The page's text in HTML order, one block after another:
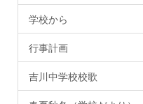
学校から
行事計画
吉川中学校校歌